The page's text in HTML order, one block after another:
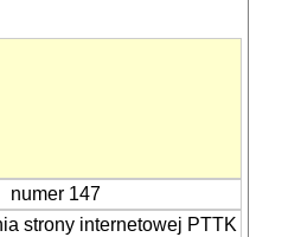
numer 147
strony internetowej PTTK